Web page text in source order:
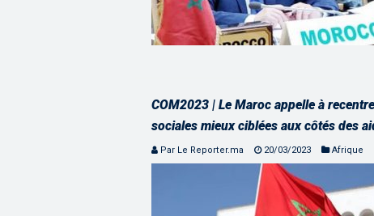
COM2023 | Le Maroc appelle à
sociales mieux ciblées aux côtés des
Par Le Reporter.ma 20/03/2023 Afrique